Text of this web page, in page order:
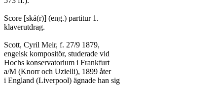
Score [skå(r)] (eng.) partitur 1.
klaverutdrag.
Scott, Cyril Meir, f. 27/9 1879,
engelsk kompositör, studerade vid
Hochs konservatorium i Frankfurt
a/M (Knorr och Uzielli), 1899 åter
i England (Liverpool) ägnade han sig